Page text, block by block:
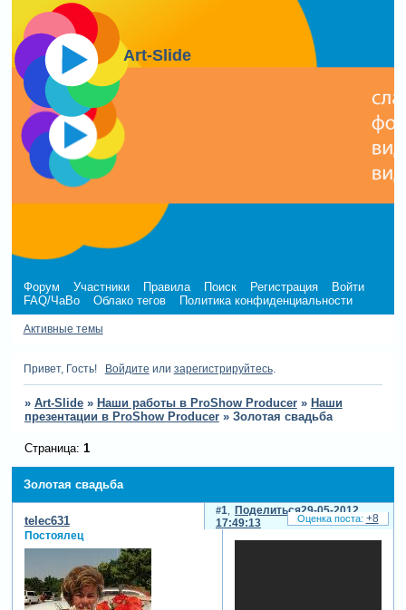
Art-Slide
Форум Участники Правила Поиск Регистрация
Войти
FAQ/ЧаВо
Облако тегов Политика конфиденциальности
Активные темы
Привет, Гость! Войдите или зарегистрируйтесь.
» Art-Slide » Наши работы в ProShow Producer » Наши
презентации в ProShow Producer » Золотая свадьба
Золотая свадьба
Страница: 1
Поделиться
1
29-05-2012
17:49:13
telec631
Постоялец
+8